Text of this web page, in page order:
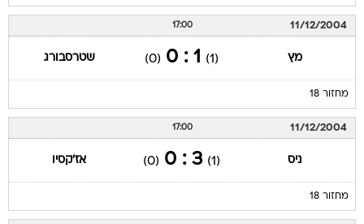
11/12/2004
17:00
מץ (1)
1 : 0
(0) שטרסבורג
מחזור 18
11/12/2004
17:00
ניס (1)
3 : 0
(0) אז'קסיו
מחזור 18